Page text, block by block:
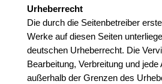
Urheberrecht
Die durch die Seitenbetreiber
Werke auf diesen Seiten
deutschen Urheberrecht. Die
Bearbeitung, Verbreitung und jede
außerhalb der Grenzen des